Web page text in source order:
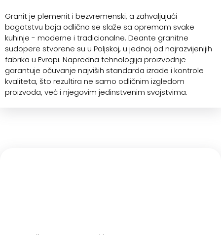
Granit je plemenit i bezvremenski, a zahvaljujući
bogatstvu boja odlično se slaže sa opremom svake
kuhinje - moderne i tradicionalne. Deante granitne
sudopere stvorene su u Poljskoj, u jednoj od najrazvijenijih
fabrika u Evropi. Napredna tehnologija proizvodnje
garantuje očuvanje najviših standarda izrade i kontrole
kvaliteta, što rezultira ne samo odličnim izgledom
proizvoda, već i njegovim jedinstvenim svojstvima.